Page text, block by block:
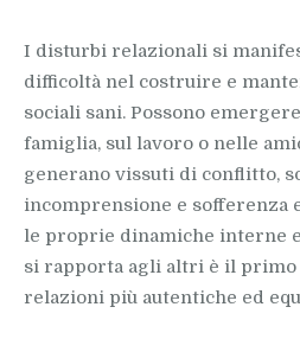
Problematiche legate
Problemi relazionali
Orientamento scolastico
Disturbi psicosomatici
I disturbi relazionali si
difficoltà nel costruire e
sociali sani. Possono
famiglia, sul lavoro o nelle
generano vissuti di conflitto,
incomprensione e sofferenza
le proprie dinamiche interne
si rapporta agli altri è il primo
relazioni più autentiche ed